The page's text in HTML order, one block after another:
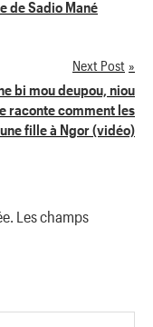
de Sadio Mané
Next Post
bi mou deupou, niou
raconte comment les
fille à Ngor (vidéo)
Les champs